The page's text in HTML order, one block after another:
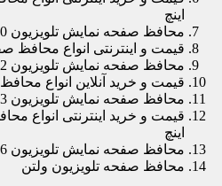
اینچ
محافظ صفحه نمایش تلویزیون 40 اینچ
قیمت و اینترنتی انواع محافظ صفحه
محافظ صفحه نمایش تلویزیون 42 اینچ
قیمت و خرید آنلاین انواع محافظ
محافظ صفحه نمایش تلویزیون 43 اینچ
اینچ
محافظ صفحه نمایش تلویزیون 46 اینچ
محافظ صفحه تلویزیون ولتن